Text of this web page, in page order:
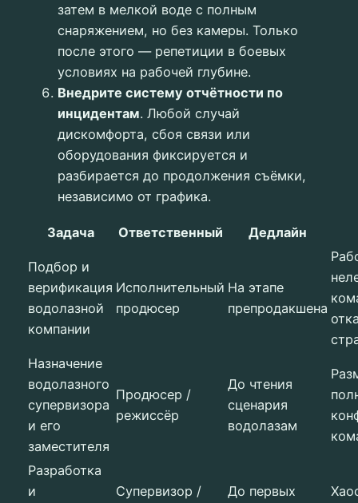
затем в мелкой воде с полным
снаряжением, но без камеры. Только
после этого — репетиции в боевых
условиях на рабочей глубине.
Внедрите систему отчётности по
инцидентам. Любой случай
дискомфорта, сбоя связи или
оборудования фиксируется и
разбирается до продолжения съёмки,
независимо от графика.
Задача Ответственный Дедлайн
Подбор и
верификация
водолазной
компании
Исполнительный
продюсер
На этапе
препродакшена
Назначение
водолазного
супервизора
и его
заместителя
Продюсер /
режиссёр
До чтения
сценария
водолазам
Разработка
и
Супервизор /
До первых